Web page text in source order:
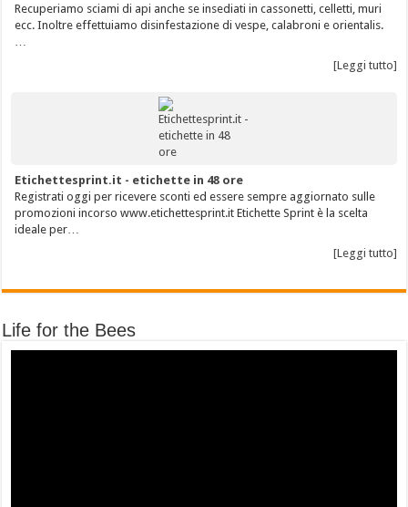
Recuperiamo sciami di api anche se insediati in cassonetti, celletti, muri
ecc. Inoltre effettuiamo disinfestazione di vespe, calabroni e orientalis.
[Leggi tutto]
Etichettesprint.it - etichette in 48 ore
Registrati oggi per ricevere sconti ed essere sempre aggiornato sulle
promozioni incorso www.etichettesprint.it Etichette Sprint è la scelta
ideale per…
[Leggi tutto]
Life for the Bees